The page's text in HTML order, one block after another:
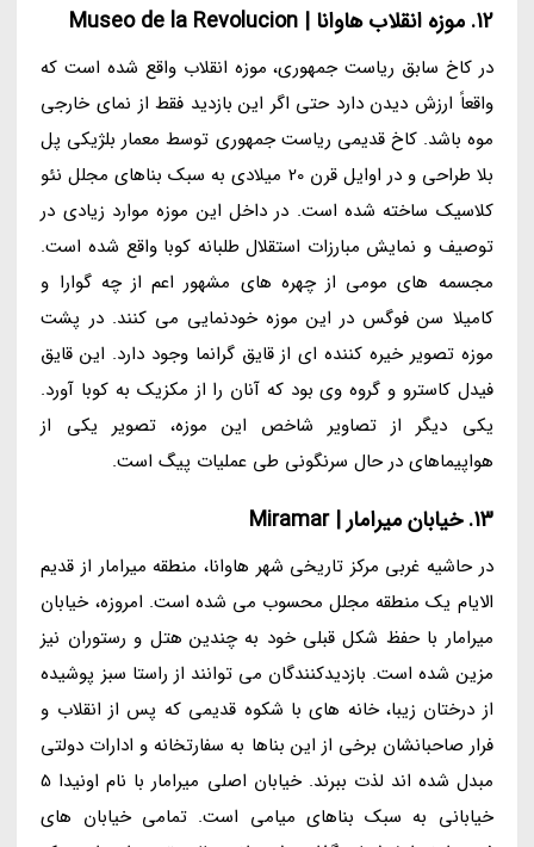
12. موزه انقلاب هاوانا | Museo de la Revolucion
در کاخ سابق ریاست جمهوری، موزه انقلاب واقع شده است که
واقعاً ارزش دیدن دارد حتی اگر این بازدید فقط از نمای خارجی
موه باشد. کاخ قدیمی ریاست جمهوری توسط معمار بلژیکی پل
بلا طراحی و در اوایل قرن 20 میلادی به سبک بناهای مجلل نئو
کلاسیک ساخته شده است. در داخل این موزه موارد زیادی در
توصیف و نمایش مبارزات استقلال طلبانه کوبا واقع شده است.
مجسمه های مومی از چهره های مشهور اعم از چه گوارا و
کامیلا سن فوگس در این موزه خودنمایی می کنند. در پشت
موزه تصویر خیره کننده ای از قایق گرانما وجود دارد. این قایق
فیدل کاسترو و گروه وی بود که آنان را از مکزیک به کوبا آورد.
یکی دیگر از تصاویر شاخص این موزه، تصویر یکی از
هواپیماهای در حال سرنگونی طی عملیات پیگ است.
13. خیابان میرامار | Miramar
در حاشیه غربی مرکز تاریخی شهر هاوانا، منطقه میرامار از قدیم
الایام یک منطقه مجلل محسوب می شده است. امروزه، خیابان
میرامار با حفظ شکل قبلی خود به چندین هتل و رستوران نیز
مزین شده است. بازدیدکنندگان می توانند از راستا سبز پوشیده
از درختان زیبا، خانه های با شکوه قدیمی که پس از انقلاب و
فرار صاحبانشان برخی از این بناها به سفارتخانه و ادارات دولتی
مبدل شده اند لذت ببرند. خیابان اصلی میرامار با نام اونیدا 5
خیابانی به سبک بناهای میامی است. تمامی خیابان های